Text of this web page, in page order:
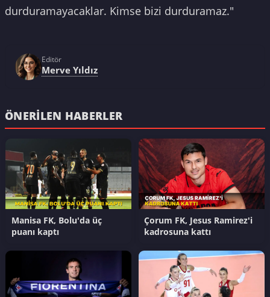
durduramayacaklar. Kimse bizi durduramaz."
Editör
Merve Yıldız
ÖNERILEN HABERLER
Manisa FK, Bolu'da üç
puanı kaptı
Çorum FK, Jesus Ramirez'i
kadrosuna kattı